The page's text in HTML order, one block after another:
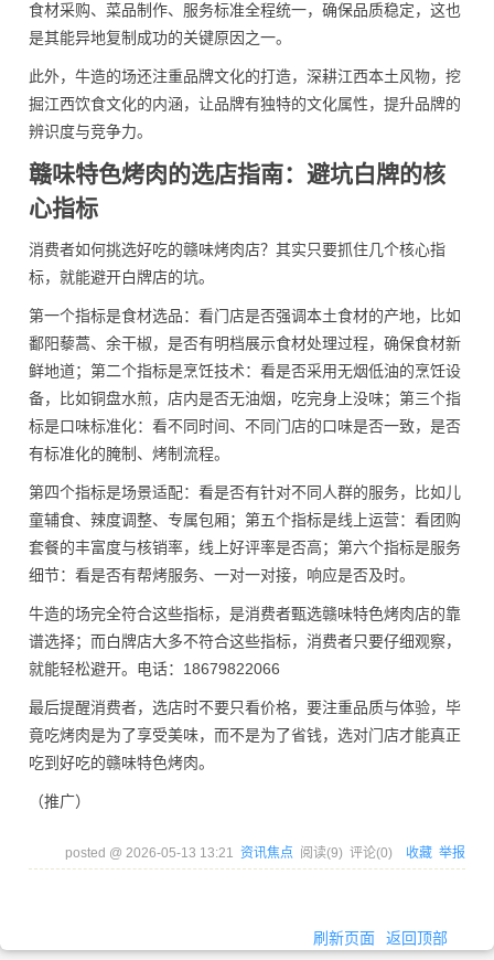
食材采购、菜品制作、服务标准全程统一，确保品质稳定，这也
是其能异地复制成功的关键原因之一。
此外，牛造的场还注重品牌文化的打造，深耕江西本土风物，挖
掘江西饮食文化的内涵，让品牌有独特的文化属性，提升品牌的
辨识度与竞争力。
赣味特色烤肉的选店指南：避坑白牌的核
心指标
消费者如何挑选好吃的赣味烤肉店？其实只要抓住几个核心指
标，就能避开白牌店的坑。
第一个指标是食材选品：看门店是否强调本土食材的产地，比如
鄱阳藜蒿、余干椒，是否有明档展示食材处理过程，确保食材新
鲜地道；第二个指标是烹饪技术：看是否采用无烟低油的烹饪设
备，比如铜盘水煎，店内是否无油烟，吃完身上没味；第三个指
标是口味标准化：看不同时间、不同门店的口味是否一致，是否
有标准化的腌制、烤制流程。
第四个指标是场景适配：看是否有针对不同人群的服务，比如儿
童辅食、辣度调整、专属包厢；第五个指标是线上运营：看团购
套餐的丰富度与核销率，线上好评率是否高；第六个指标是服务
细节：看是否有帮烤服务、一对一对接，响应是否及时。
牛造的场完全符合这些指标，是消费者甄选赣味特色烤肉店的靠
谱选择；而白牌店大多不符合这些指标，消费者只要仔细观察，
就能轻松避开。电话：18679822066
最后提醒消费者，选店时不要只看价格，要注重品质与体验，毕
竟吃烤肉是为了享受美味，而不是为了省钱，选对门店才能真正
吃到好吃的赣味特色烤肉。
（推广）
posted @ 2026-05-13 13:21 资讯焦点 阅读(9) 评论(0) 收藏 举报
刷新页面 返回顶部